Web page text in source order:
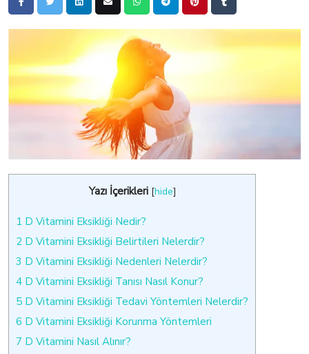
Yazı İçerikleri [hide]
1 D Vitamini Eksikliği Nedir?
2 D Vitamini Eksikliği Belirtileri Nelerdir?
3 D Vitamini Eksikliği Nedenleri Nelerdir?
4 D Vitamini Eksikliği Tanısı Nasıl Konur?
5 D Vitamini Eksikliği Tedavi Yöntemleri Nelerdir?
6 D Vitamini Eksikliği Korunma Yöntemleri
7 D Vitamini Nasıl Alınır?